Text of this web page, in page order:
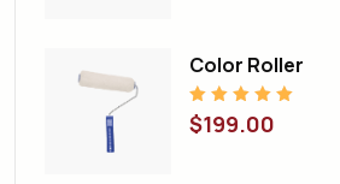
Color Roller
Note5.00
sur 5
$199.00